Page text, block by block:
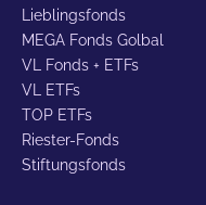
Lieblingsfonds
MEGA Fonds Golbal
VL Fonds + ETFs
VL ETFs
TOP ETFs
Riester-Fonds
Stiftungsfonds